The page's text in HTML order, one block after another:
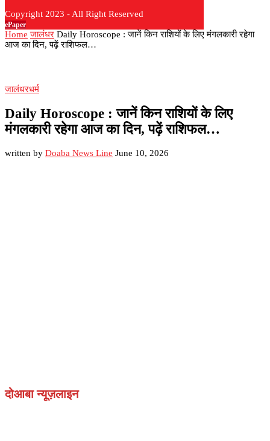
Copyright 2023 - All Right Reserved
ePaper
Home जालंधर Daily Horoscope : जानें किन राशियों के लिए मंगलकारी रहेगा
आज का दिन, पढ़ें राशिफल…
जालंधरधर्म
Daily Horoscope : जानें किन राशियों के लिए
मंगलकारी रहेगा आज का दिन, पढ़ें राशिफल…
written by Doaba News Line June 10, 2026
दोआबा न्यूज़लाइन